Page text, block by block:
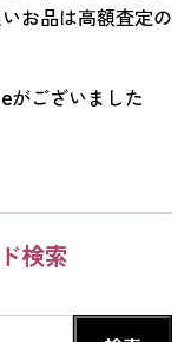
お品は高額査定の
がございました
検索